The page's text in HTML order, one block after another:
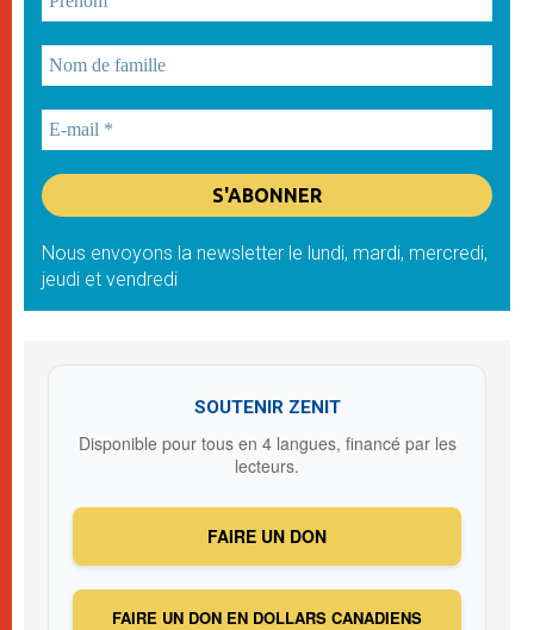
Nous envoyons la newsletter le lundi, mardi, mercredi,
jeudi et vendredi
SOUTENIR ZENIT
Disponible pour tous en 4 langues, financé par les
lecteurs.
FAIRE UN DON
FAIRE UN DON EN DOLLARS CANADIENS